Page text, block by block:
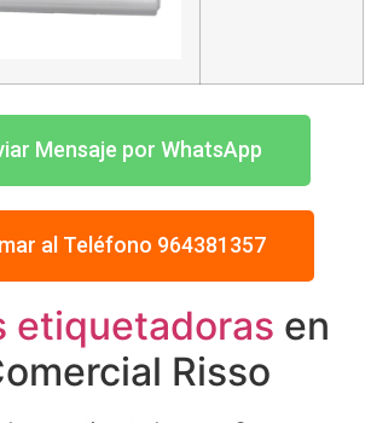
Mensaje por WhatsApp
al Teléfono 964381357
etiquetadoras en
Risso